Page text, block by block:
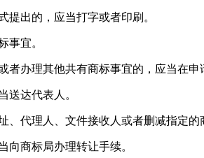
提出的，应当打字或者印刷。
事宜。
办理其他共有商标事宜的，应当在申
送达代表人。
代理人、文件接收人或者删减指定的
向商标局办理转让手续。